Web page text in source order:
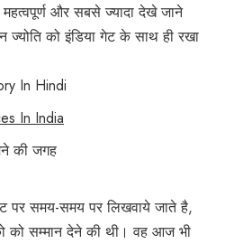
और सबसे ज्यादा देखे जाने
को इंडिया गेट के साथ ही रखा
In Hindi
In India
की जगह
पर समय-समय पर लिखवाये जाते है,
को सम्मान देने की थी। वह आज भी